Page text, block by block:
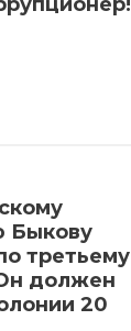
Быкову
третьему
должен
20